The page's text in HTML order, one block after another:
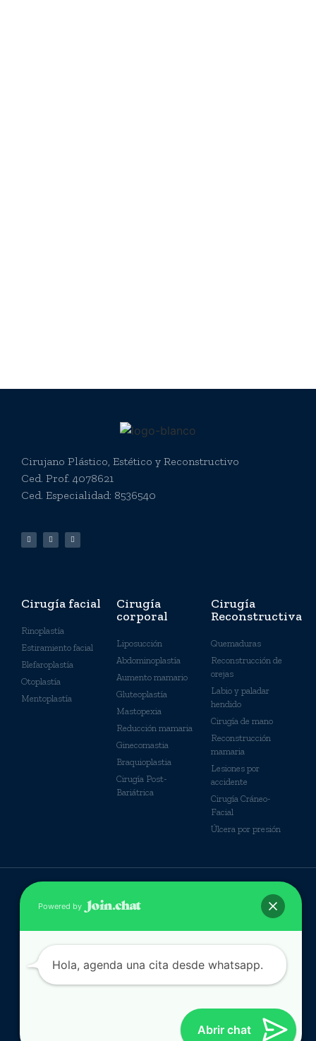
Cirujano Plástico, Estético y Reconstructivo
Ced. Prof. 4078621
Ced. Especialidad: 8536540
Cirugía facial
Rinoplastía
Estiramiento facial
Blefaroplastía
Otoplastía
Mentoplastía
Cirugía
corporal
Liposucción
Abdominoplastía
Aumento mamario
Gluteoplastía
Mastopexia
Reducción mamaria
Ginecomastia
Braquioplastia
Cirugía Post-
Bariátrica
Cirugía
Reconstructiva
Quemaduras
Reconstrucción de
orejas
Labio y paladar
hendido
Cirugía de mano
Reconstrucción
mamaria
Lesiones por
accidente
Cirugía Cráneo-
Facial
Úlcera por presión
© Derechos Reservados
Abrir chat
Powered by
Hola, agenda una cita desde whatsapp.